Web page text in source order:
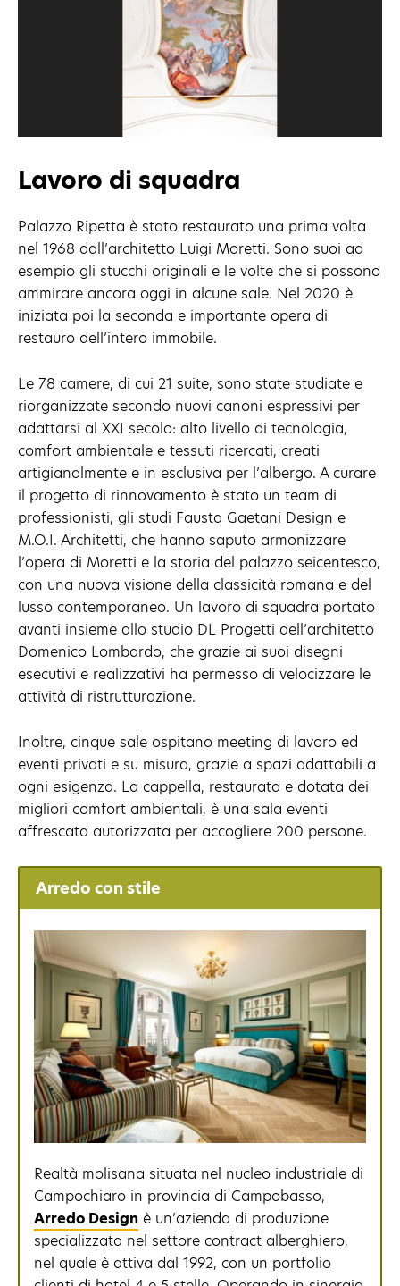
Lavoro di squadra
Palazzo Ripetta è stato restaurato una prima volta
nel 1968 dall’architetto Luigi Moretti. Sono suoi ad
esempio gli stucchi originali e le volte che si possono
ammirare ancora oggi in alcune sale. Nel 2020 è
iniziata poi la seconda e importante opera di
restauro dell’intero immobile.
Le 78 camere, di cui 21 suite, sono state studiate e
riorganizzate secondo nuovi canoni espressivi per
adattarsi al XXI secolo: alto livello di tecnologia,
comfort ambientale e tessuti ricercati, creati
artigianalmente e in esclusiva per l’albergo. A curare
il progetto di rinnovamento è stato un team di
professionisti, gli studi Fausta Gaetani Design e
M.O.I. Architetti, che hanno saputo armonizzare
l’opera di Moretti e la storia del palazzo seicentesco,
con una nuova visione della classicità romana e del
lusso contemporaneo. Un lavoro di squadra portato
avanti insieme allo studio DL Progetti dell’architetto
Domenico Lombardo, che grazie ai suoi disegni
esecutivi e realizzativi ha permesso di velocizzare le
attività di ristrutturazione.
Inoltre, cinque sale ospitano meeting di lavoro ed
eventi privati e su misura, grazie a spazi adattabili a
ogni esigenza. La cappella, restaurata e dotata dei
migliori comfort ambientali, è una sala eventi
affrescata autorizzata per accogliere 200 persone.
Arredo con stile
Realtà molisana situata nel nucleo industriale di
Campochiaro in provincia di Campobasso,
Arredo Design è un’azienda di produzione
specializzata nel settore contract alberghiero,
nel quale è attiva dal 1992, con un portfolio